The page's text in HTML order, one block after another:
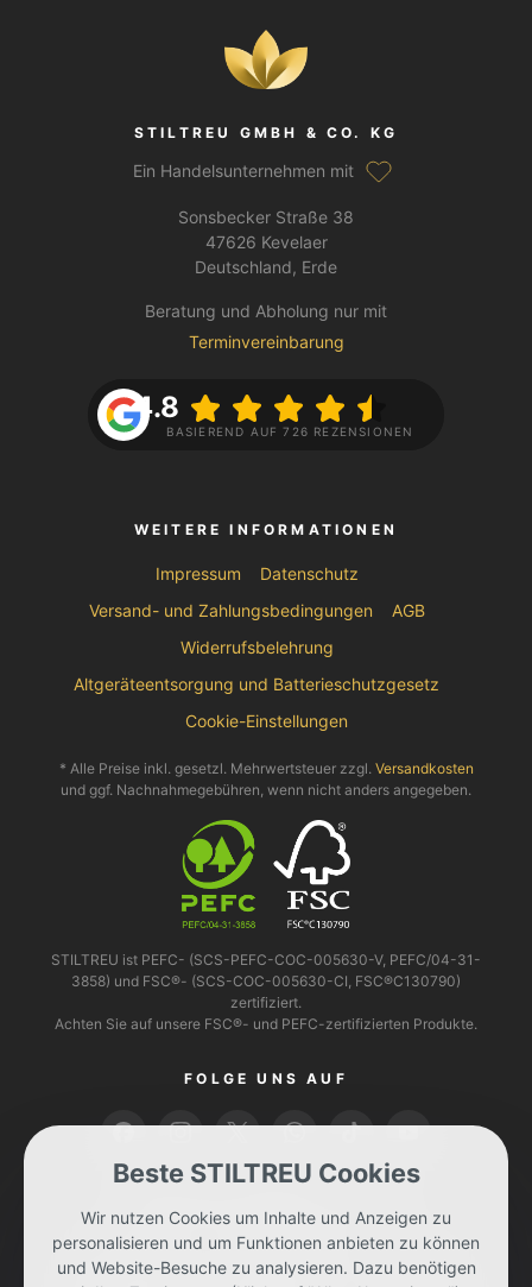
STILTREU GMBH & CO. KG
Ein Handelsunternehmen mit
Sonsbecker Straße 38
47626 Kevelaer
Deutschland, Erde
Beratung und Abholung nur mit
Terminvereinbarung
4.8
BASIEREND AUF 726 REZENSIONEN
WEITERE INFORMATIONEN
Impressum
Datenschutz
Versand- und Zahlungsbedingungen
AGB
Widerrufsbelehrung
Altgeräteentsorgung und Batterieschutzgesetz
Cookie-Einstellungen
* Alle Preise inkl. gesetzl. Mehrwertsteuer zzgl. Versandkosten
und ggf. Nachnahmegebühren, wenn nicht anders angegeben.
STILTREU ist PEFC- (SCS-PEFC-COC-005630-V, PEFC/04-31-
3858) und FSC®- (SCS-COC-005630-CI, FSC®C130790)
zertifiziert.
Achten Sie auf unsere FSC®- und PEFC-zertifizierten Produkte.
FOLGE UNS AUF
Beste STILTREU Cookies
Wir nutzen Cookies um Inhalte und Anzeigen zu
personalisieren und um Funktionen anbieten zu können
und Website-Besuche zu analysieren. Dazu benötigen